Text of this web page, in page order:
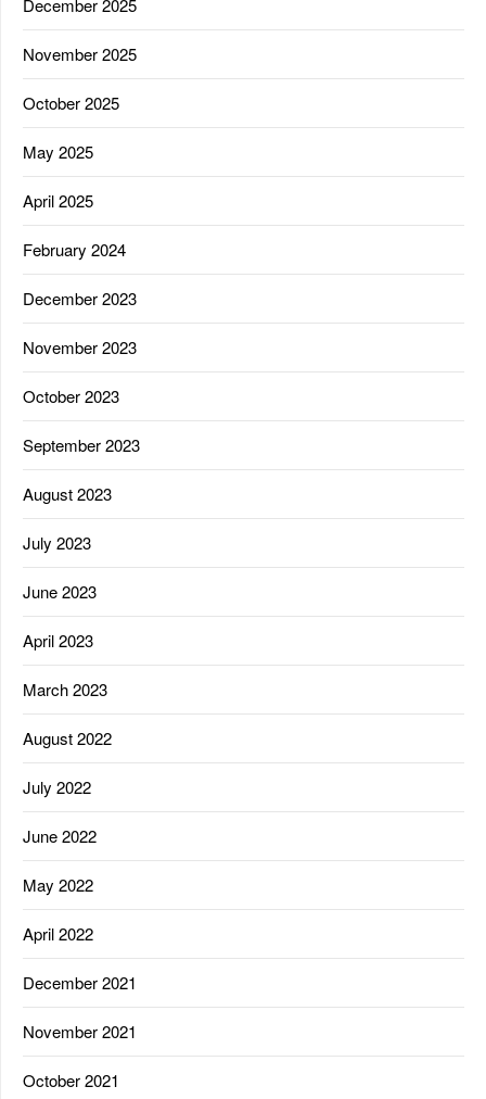
December 2025
November 2025
October 2025
May 2025
April 2025
February 2024
December 2023
November 2023
October 2023
September 2023
August 2023
July 2023
June 2023
April 2023
March 2023
August 2022
July 2022
June 2022
May 2022
April 2022
December 2021
November 2021
October 2021